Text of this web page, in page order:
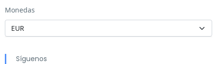
Monedas
Síguenos